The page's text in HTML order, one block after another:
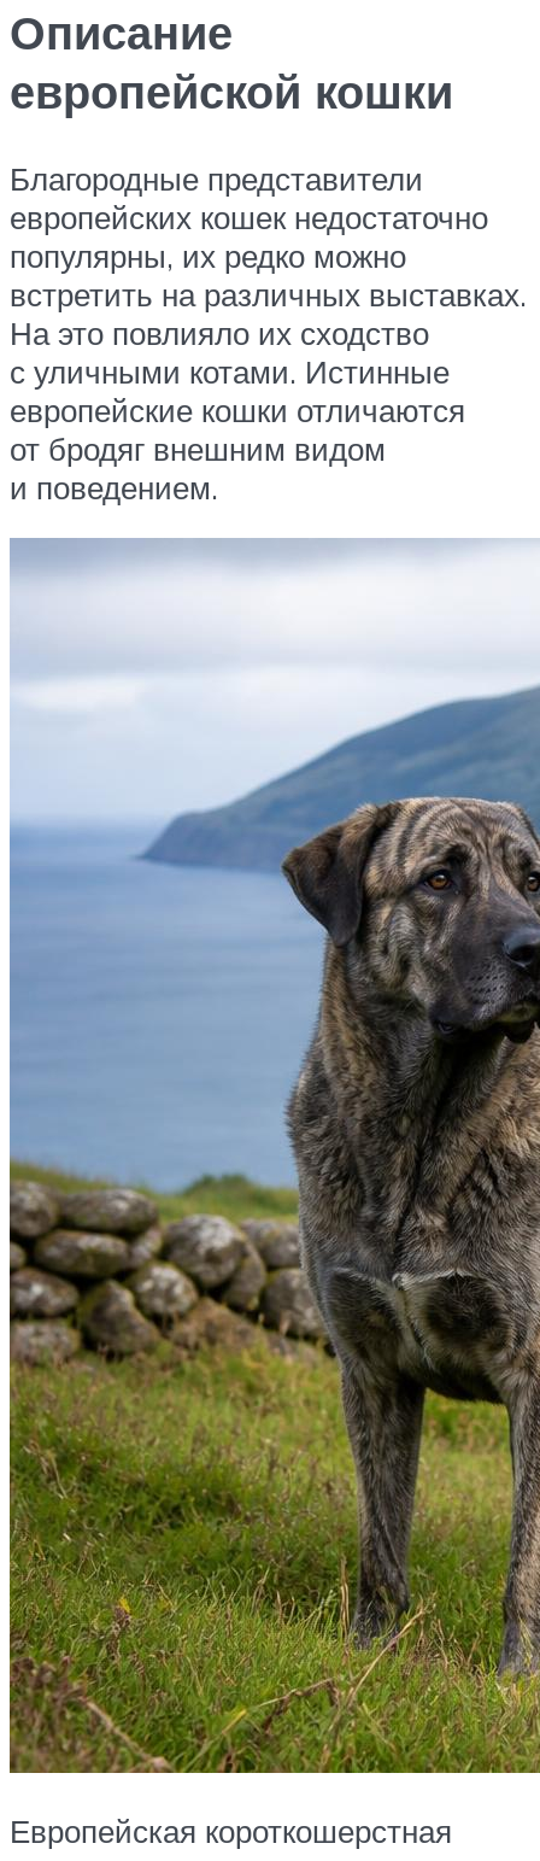
Описание
европейской кошки
Благородные представители
европейских кошек недостаточно
популярны, их редко можно
встретить на различных выставках.
На это повлияло их сходство
с уличными котами. Истинные
европейские кошки отличаются
от бродяг внешним видом
и поведением.
Европейская короткошерстная